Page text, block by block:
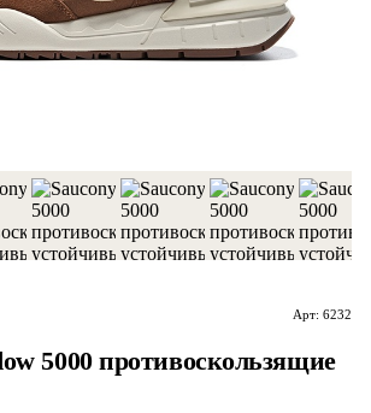
Арт: 6232
5000 противоскользящие